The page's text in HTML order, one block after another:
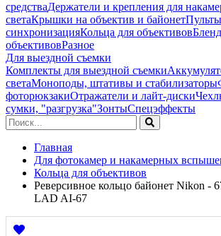
средстваДержатели и крепления для
светаКрышки на объектив и байонет
синхронизацияКольца для объективов
объективовРазное
Для выездной съемки
Комплекты для выездной съемки
светаМоноподы, штативы и стабилизаторы
фоторюкзакиОтражатели и лайт-диски
сумки, "разгрузка"ЗонтыСпецэффекты
Главная
Для фотокамер и накамерных
Кольца для объективов
Реверсивное кольцо байонет Nikon -
LAD AI-67